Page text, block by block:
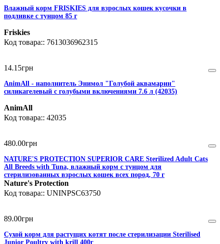
Влажный корм FRISKIES для взрослых кошек кусочки в
подливке с тунцом 85 г
Friskies
7613036962315
14.15грн
AnimAll - наполнитель Энимол "Голубой аквамарин"
силикагелевый с голубыми включениями 7.6 л (42035)
AnimAll
42035
480.00грн
NATURE'S PROTECTION SUPERIOR CARE Sterilized Adult Cats
All Breeds with Tuna, влажный корм с тунцом для
стерилизованных взрослых кошек всех пород, 70 г
Nature's Protection
UNINPSC63750
89.00грн
Сухой корм для растущих котят после стерилизации Sterilised
Junior Poultry with krill 400г